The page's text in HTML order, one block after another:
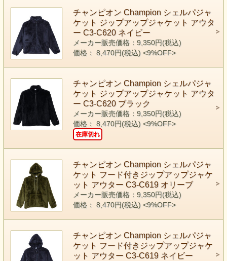
チャンピオン Champion シェルパジャ
ケット ジップアップジャケット アウタ
ー C3-C620 ネイビー
メーカー販売価格：9,350円(税込)
価格： 8,470円(税込) <9%OFF>
チャンピオン Champion シェルパジャ
ケット ジップアップジャケット アウタ
ー C3-C620 ブラック
メーカー販売価格：9,350円(税込)
価格： 8,470円(税込) <9%OFF>
在庫切れ
チャンピオン Champion シェルパジャ
ケット フード付きジップアップジャケ
ット アウター C3-C619 オリーブ
メーカー販売価格：9,350円(税込)
価格： 8,470円(税込) <9%OFF>
チャンピオン Champion シェルパジャ
ケット フード付きジップアップジャケ
ット アウター C3-C619 ネイビー